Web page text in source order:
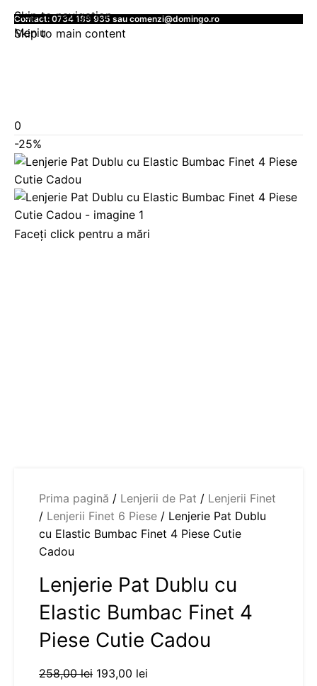
Skip to navigation
Skip to main content
Contact: 0734 189 935 sau comenzi@domingo.ro
Meniu
0
-25%
Faceți click pentru a mări
Prima pagină Lenjerii de Pat
Lenjerii Finet
Lenjerii Finet 6 Piese
Lenjerie Pat Dublu
cu Elastic Bumbac Finet 4 Piese Cutie
Cadou
Lenjerie Pat Dublu cu
Elastic Bumbac Finet 4
Piese Cutie Cadou
258,00lei 193,00 lei